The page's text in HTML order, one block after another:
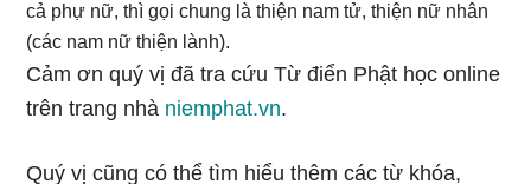
cả phự nữ, thì gọi chung là thiện nam tử, thiện nữ nhân
(các nam nữ thiện lành).
Cảm ơn quý vị đã tra cứu Từ điển Phật học online
trên trang nhà niemphat.vn.
Quý vị cũng có thể tìm hiểu thêm các từ khóa,